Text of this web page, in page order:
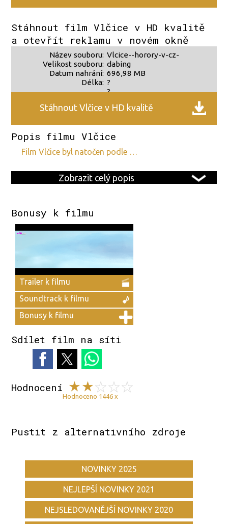
Stáhnout film Vlčice v HD kvalitě
a otevřít reklamu v novém okně
Název souboru:
Velikost souboru:
Datum nahrání:
Délka:
Vlcice--horory-v-cz-
dabing
696,98 MB
?
?
Stáhnout Vlčice v HD kvalitě
Popis filmu Vlčice
film Vlčice byl natočen podle …
Zobrazit celý popis
Bonusy k filmu
Trailer k filmu
Soundtrack k filmu
Bonusy k filmu
Sdílet film na síti
Hodnocení
Hodnoceno 1446 x
Pustit z alternativního zdroje
NOVINKY 2025
NEJLEPŠÍ NOVINKY 2021
NEJSLEDOVANĚJŠÍ NOVINKY 2020